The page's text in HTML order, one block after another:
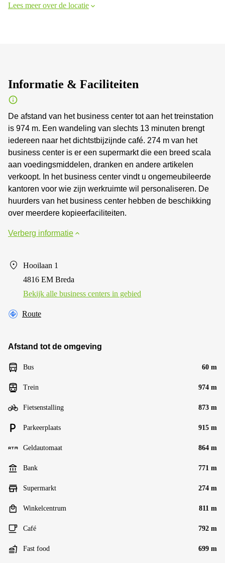
Lees meer over de locatie
Informatie & Faciliteiten
De afstand van het business center tot aan het treinstation
is 974 m. Een wandeling van slechts 13 minuten brengt
iedereen naar het dichtstbijzijnde café. 274 m van het
business center is er een supermarkt die een breed scala
aan voedingsmiddelen, dranken en andere artikelen
verkoopt. In het business center vindt u ongemeubileerde
kantoren voor wie zijn werkruimte wil personaliseren. De
huurders van het business center hebben de beschikking
over meerdere kopieerfaciliteiten.
Verberg informatie
Hooilaan 1
4816 EM Breda
Bekijk alle business centers in gebied
Route
Afstand tot de omgeving
Bus 60 m
Trein 974 m
Fietsenstalling 873 m
Parkeerplaats 915 m
Geldautomaat 864 m
Bank 771 m
Supermarkt 274 m
Winkelcentrum 811 m
Café 792 m
Fast food 699 m